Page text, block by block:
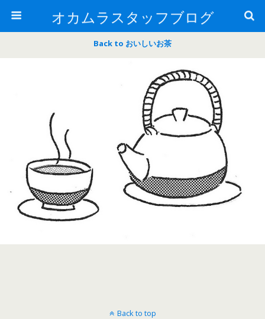
オカムラスタッフブログ
Back to おいしいお茶
Back to top